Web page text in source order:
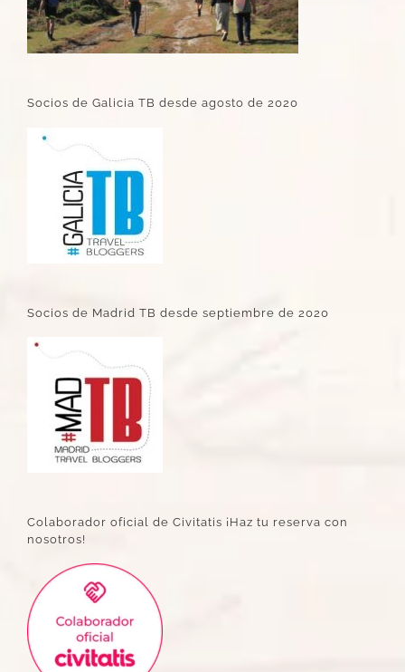
Socios de Galicia TB desde agosto de 2020
Socios de Madrid TB desde septiembre de 2020
Colaborador oficial de Civitatis ¡Haz tu reserva con
nosotros!